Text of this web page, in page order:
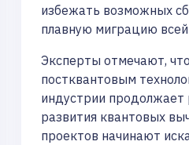
избежать возможных
плавную миграцию всей
Эксперты отмечают,
постквантовым
индустрии продолжает
развития квантовых
проектов начинают